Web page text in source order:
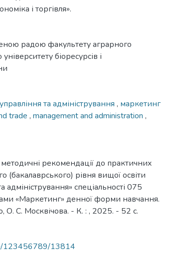
і торгівля».
радою факультету аграрного
біоресурсів і
управління та адміністрування , маркетинг
trade , management and administration ,
методичні рекомендації до практичних
(бакалаврського) рівня вищої освіти
адміністрування» спеціальності 075
«Маркетинг» денної форми навчання.
С. Москвічова. - К. : , 2025. - 52 с.
123456789/13814